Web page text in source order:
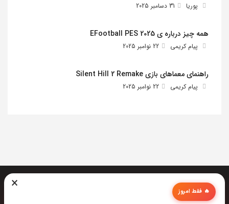
پوریا 31 دسامبر 2025
همه چیز درباره ی EFootball PES 2025
پیام کریمی 22 نوامبر 2025
راهنمای معماهای بازی Silent Hill 2 Remake
پیام کریمی 22 نوامبر 2025
× 🔥 فقط امروز